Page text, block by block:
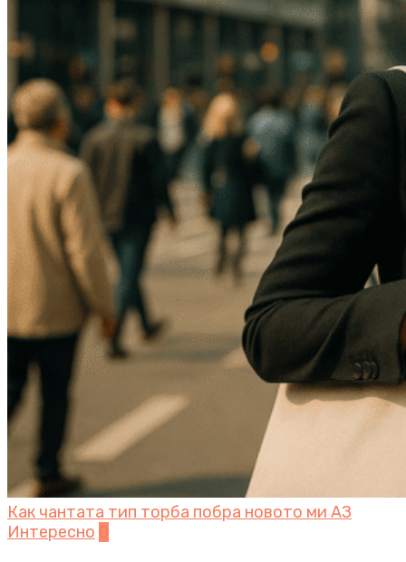
Как чантата тип торба побра новото ми АЗ
Интересно